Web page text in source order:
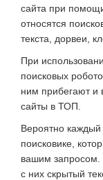
сайта при
относятся
текста, дорвеи,
При
поисковых
ним прибегают и
сайты в ТОП.
Вероятно каждый
поисковике,
вашим запросом.
с них скрытый